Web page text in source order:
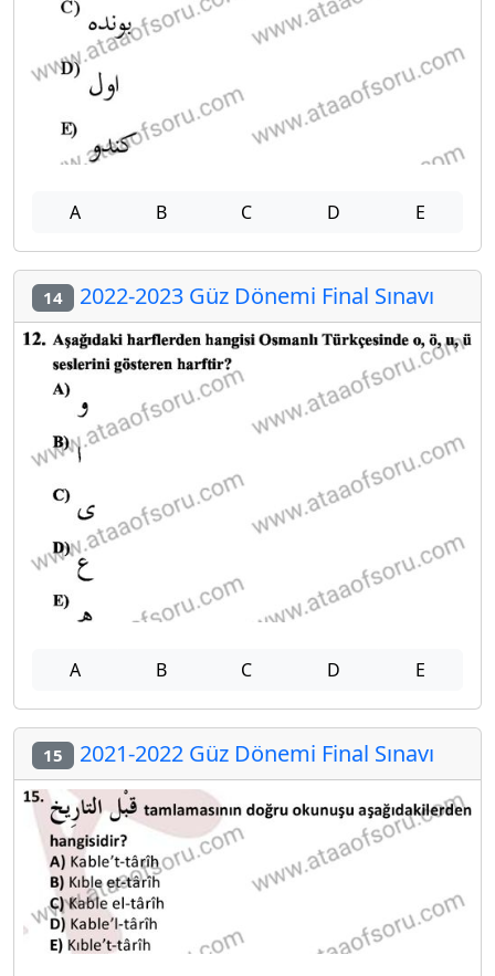
A B C D E
14 2022-2023 Güz Dönemi Final Sınavı
A B C D E
15 2021-2022 Güz Dönemi Final Sınavı